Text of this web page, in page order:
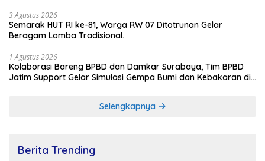
3 Agustus 2026
Semarak HUT RI ke-81, Warga RW 07 Ditotrunan Gelar
Beragam Lomba Tradisional.
1 Agustus 2026
Kolaborasi Bareng BPBD dan Damkar Surabaya, Tim BPBD
Jatim Support Gelar Simulasi Gempa Bumi dan Kebakaran di
Selengkapnya
Berita Trending